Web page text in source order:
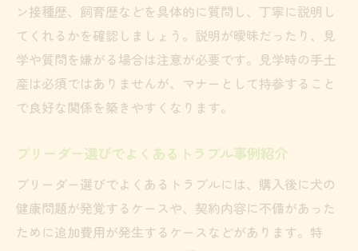
ン接種歴、飼育歴などを具体的に質問し、丁寧に説明し
てくれるかを確認しましょう。説明が曖昧だったり、見
学や質問を嫌がる場合は注意が必要です。見学時の手土
産は必須ではありませんが、マナーとして持参すること
で良好な関係を築きやすくなります。
ブリーダー選びでよくあるトラブル事例紹介
ブリーダー選びでよくあるトラブルには、購入後に犬の
健康問題が発覚するケースや、契約内容に不備があった
ために追加費用が発生するケースなどがあります。特